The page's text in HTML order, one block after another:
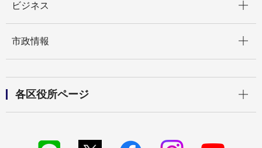
ビジネス
市政情報
各区役所ページ